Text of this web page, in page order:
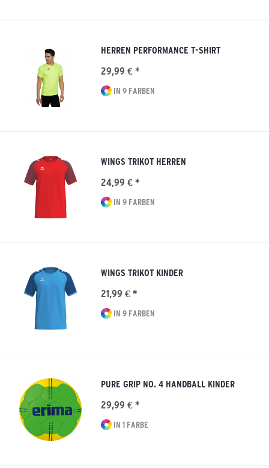
HERREN PERFORMANCE T-SHIRT
29,99 € *
IN 9 FARBEN
WINGS TRIKOT HERREN
24,99 € *
IN 9 FARBEN
WINGS TRIKOT KINDER
21,99 € *
IN 9 FARBEN
PURE GRIP NO. 4 HANDBALL KINDER
29,99 € *
IN 1 FARBE